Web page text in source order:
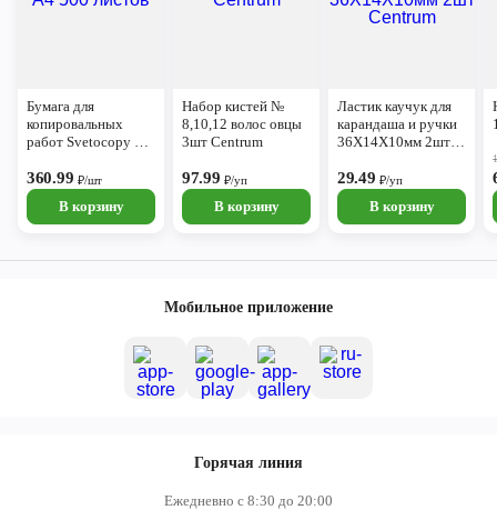
Бумага для
копировальных
работ Svetocopy А4
360.99 ₽/шт
В корзину
Набор кистей №
8,10,12 волос овцы
3шт Centrum
97.99₽/уп
В корзину
Ластик каучук для
карандаша и ручки
36Х14Х10мм 2шт
29.49₽/уп
В корзину
Мобильное приложение
Горячая линия
Ежедневно с 8:30 до 20:00